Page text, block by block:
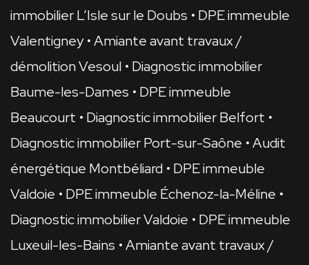
immobilier L’Isle sur le Doubs
DPE immeuble
Valentigney Amiante avant travaux /
démolition Vesoul
Diagnostic immobilier
Baume-les-Dames
DPE immeuble
Beaucourt
Diagnostic immobilier Belfort
Diagnostic immobilier Port-sur-Saône
Audit
énergétique Montbéliard
DPE immeuble
Valdoie
DPE immeuble Échenoz-la-Méline
Diagnostic immobilier Valdoie
DPE immeuble
Luxeuil-les-Bains
Amiante avant travaux /